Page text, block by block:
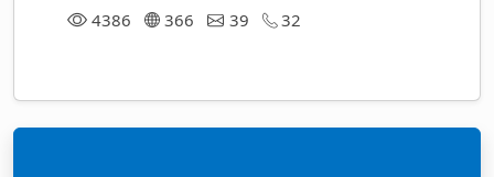
4386 366 39 32